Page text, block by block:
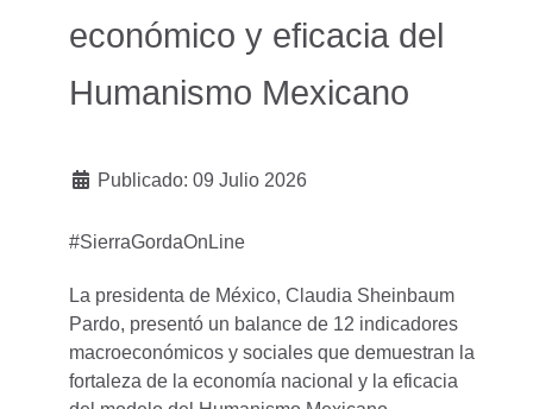
económico y eficacia del
Humanismo Mexicano
Publicado: 09 Julio 2026
#SierraGordaOnLine
La presidenta de México, Claudia Sheinbaum
Pardo, presentó un balance de 12 indicadores
macroeconómicos y sociales que demuestran la
fortaleza de la economía nacional y la eficacia